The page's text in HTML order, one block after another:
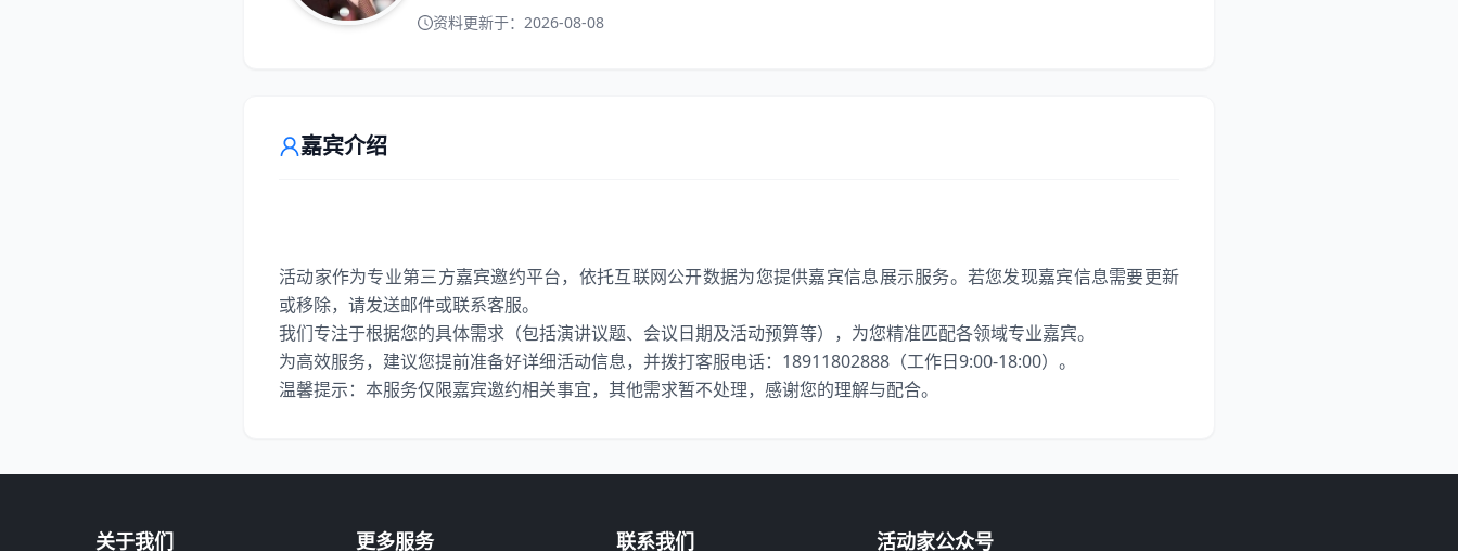
资料更新于： 2026-08-08
嘉宾介绍
活动家作为专业第三方嘉宾邀约平台，依托互联网公开数据为您提供嘉宾信息展示服务。若您发现嘉宾信息需要更新
或移除，请发送邮件或联系客服。
我们专注于根据您的具体需求（包括演讲议题、会议日期及活动预算等），为您精准匹配各领域专业嘉宾。
为高效服务，建议您提前准备好详细活动信息，并拨打客服电话：18911802888（工作日9:00-18:00）。
温馨提示：本服务仅限嘉宾邀约相关事宜，其他需求暂不处理，感谢您的理解与配合。
关于我们 更多服务 联系我们 活动家公众号